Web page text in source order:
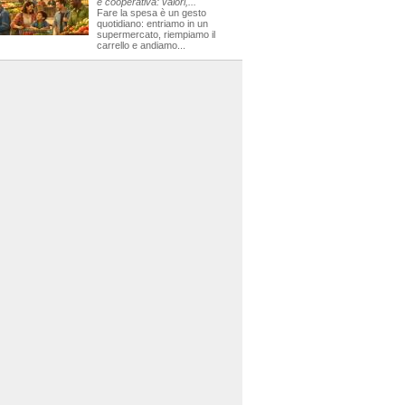
Fare la spesa è un gesto
quotidiano: entriamo in un
supermercato, riempiamo il
carrello e andiamo...